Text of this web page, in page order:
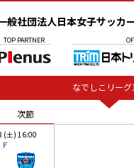
般社団法人日本女子サッカ
TOP PARTNER
なでしこリー
次節
(土) 16:00